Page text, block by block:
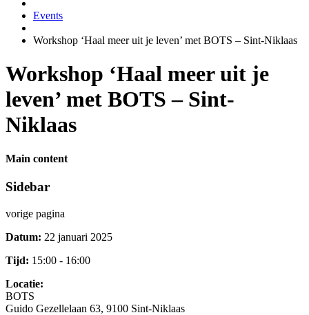
Events
Workshop ‘Haal meer uit je leven’ met BOTS – Sint-Niklaas
Workshop ‘Haal meer uit je
leven’ met BOTS – Sint-
Niklaas
Main content
Sidebar
vorige pagina
Datum: 22 januari 2025
Tijd: 15:00 - 16:00
Locatie:
BOTS
Guido Gezellelaan 63, 9100 Sint-Niklaas